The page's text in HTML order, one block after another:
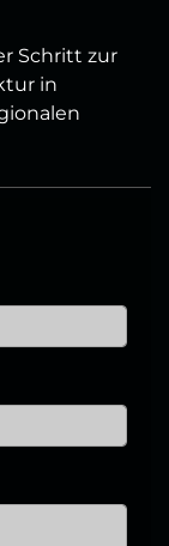
Schritt zur
in